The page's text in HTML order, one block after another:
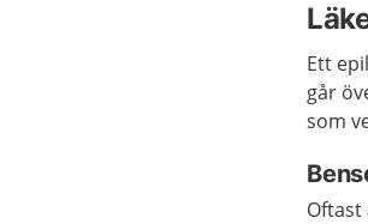
Ett
går
som
Oftast